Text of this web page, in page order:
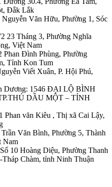
Đắk Lắk
Văn Hữu, Phường 1, Sóc
23 Tháng 3, Phường Nghĩa
Việt Nam
Đình Phùng, Phường
Tỉnh Kon Tum
Viết Xuân, P. Hội Phú,
Dương: 1546 ĐẠI LỘ BÌNH
DẦU MỘT – TỈNH
Phan văn Kiêu , Thị xã Cai Lậy,
Văn Bình, Phường 5, Thành
Nam
10 Hoàng Diệu, Phường Thanh
Tháp Chàm, tỉnh Ninh Thuận